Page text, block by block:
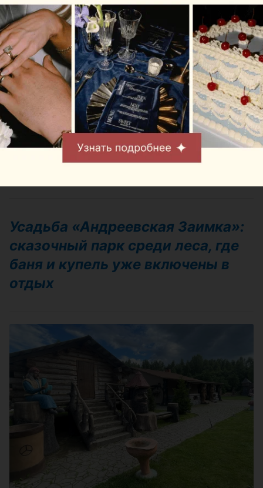
обзорная экскурсия по территории: 7
рублей с человека;
конференц-зал на 140 мест: 90 рублей
за час;
комната переговоров на 20 мест: 30
рублей за час;
обзорная экскурсия без
сопровождения: 5 рублей.
Адрес:Минский район, район д.
Ельница
Усадьба «Андреевская Заимка»:
сказочный парк среди леса, где
баня и купель уже включены в
отдых